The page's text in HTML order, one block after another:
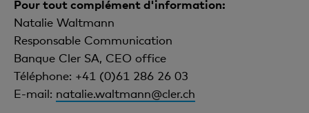
Pour tout complément d'information:
Natalie Waltmann
Responsable Communication
Banque Cler SA, CEO office
Téléphone: +41 (0)61 286 26 03
E-mail: natalie.waltmann@cler.ch